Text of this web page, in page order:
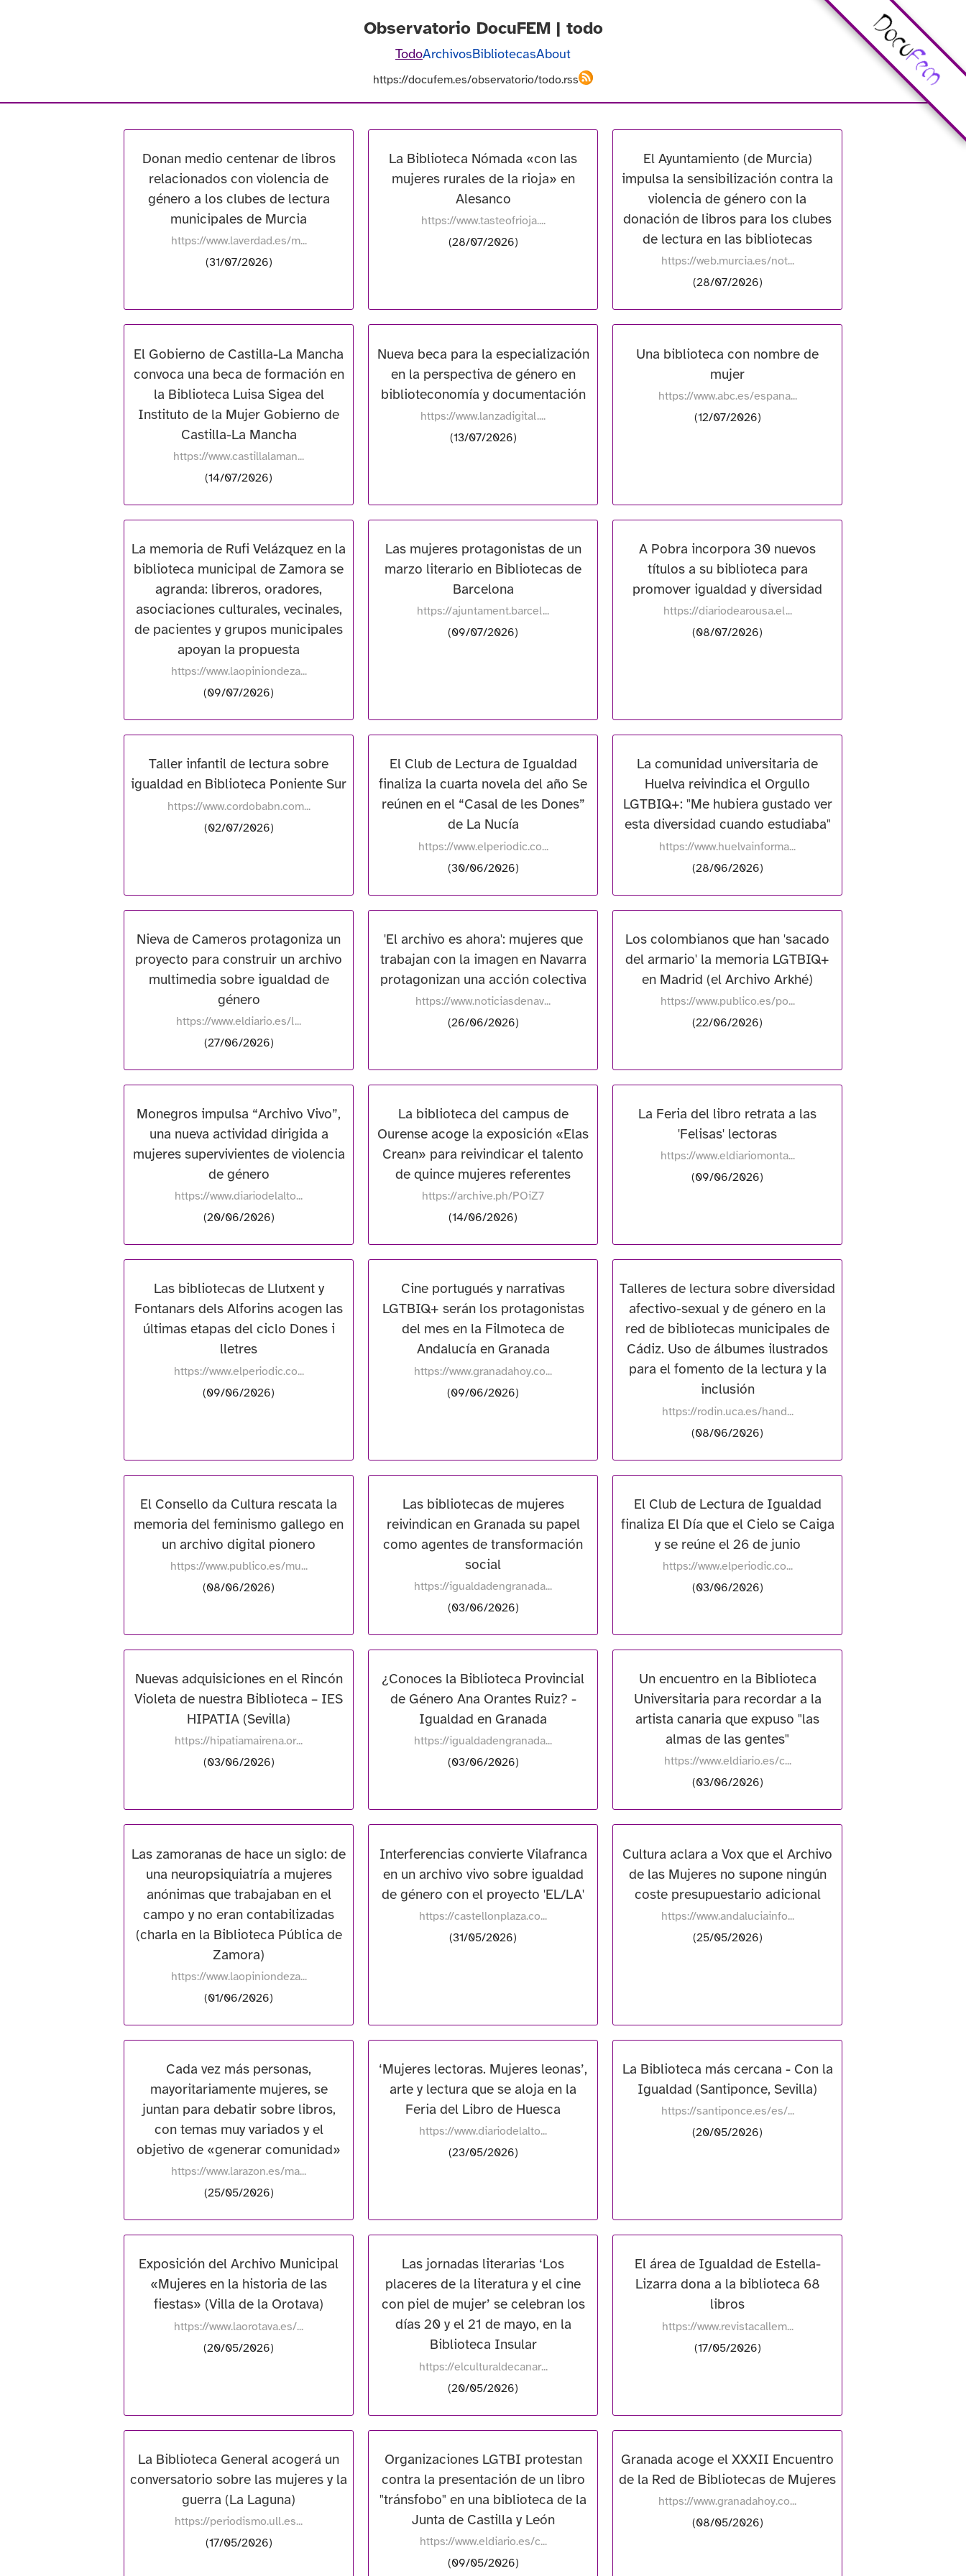
Observatorio DocuFEM | todo
TodoArchivosBibliotecasAbout
https://docufem.es/observatorio/todo.rss
Donan medio centenar de libros
relacionados con violencia de
género a los clubes de lectura
municipales de Murcia
https://www.laverdad.es/m...
(31/07/2026)
La Biblioteca Nómada «con las
mujeres rurales de la rioja» en
Alesanco
https://www.tasteofrioja....
(28/07/2026)
El Ayuntamiento (de Murcia)
impulsa la sensibilización contra la
violencia de género con la
donación de libros para los clubes
de lectura en las bibliotecas
https://web.murcia.es/not...
(28/07/2026)
El Gobierno de Castilla-La Mancha
convoca una beca de formación en
la Biblioteca Luisa Sigea del
Instituto de la Mujer Gobierno de
Castilla-La Mancha
https://www.castillalaman...
(14/07/2026)
Nueva beca para la especialización
en la perspectiva de género en
biblioteconomía y documentación
https://www.lanzadigital....
(13/07/2026)
Una biblioteca con nombre de
mujer
https://www.abc.es/espana...
(12/07/2026)
La memoria de Rufi Velázquez en la
biblioteca municipal de Zamora se
agranda: libreros, oradores,
asociaciones culturales, vecinales,
de pacientes y grupos municipales
apoyan la propuesta
https://www.laopiniondeza...
(09/07/2026)
Las mujeres protagonistas de un
marzo literario en Bibliotecas de
Barcelona
https://ajuntament.barcel...
(09/07/2026)
A Pobra incorpora 30 nuevos
títulos a su biblioteca para
promover igualdad y diversidad
https://diariodearousa.el...
(08/07/2026)
Taller infantil de lectura sobre
igualdad en Biblioteca Poniente Sur
https://www.cordobabn.com...
(02/07/2026)
El Club de Lectura de Igualdad
finaliza la cuarta novela del año Se
reúnen en el “Casal de les Dones”
de La Nucía
https://www.elperiodic.co...
(30/06/2026)
La comunidad universitaria de
Huelva reivindica el Orgullo
LGTBIQ+: "Me hubiera gustado ver
esta diversidad cuando estudiaba"
https://www.huelvainforma...
(28/06/2026)
Nieva de Cameros protagoniza un
proyecto para construir un archivo
multimedia sobre igualdad de
género
https://www.eldiario.es/l...
(27/06/2026)
'El archivo es ahora': mujeres que
trabajan con la imagen en Navarra
protagonizan una acción colectiva
https://www.noticiasdenav...
(26/06/2026)
Los colombianos que han 'sacado
del armario' la memoria LGTBIQ+
en Madrid (el Archivo Arkhé)
https://www.publico.es/po...
(22/06/2026)
Monegros impulsa “Archivo Vivo”,
una nueva actividad dirigida a
mujeres supervivientes de violencia
de género
https://www.diariodelalto...
(20/06/2026)
La biblioteca del campus de
Ourense acoge la exposición «Elas
Crean» para reivindicar el talento
de quince mujeres referentes
https://archive.ph/POiZ7
(14/06/2026)
La Feria del libro retrata a las
'Felisas' lectoras
https://www.eldiariomonta...
(09/06/2026)
Las bibliotecas de Llutxent y
Fontanars dels Alforins acogen las
últimas etapas del ciclo Dones i
lletres
https://www.elperiodic.co...
(09/06/2026)
Cine portugués y narrativas
LGTBIQ+ serán los protagonistas
del mes en la Filmoteca de
Andalucía en Granada
https://www.granadahoy.co...
(09/06/2026)
Talleres de lectura sobre diversidad
afectivo-sexual y de género en la
red de bibliotecas municipales de
Cádiz. Uso de álbumes ilustrados
para el fomento de la lectura y la
inclusión
https://rodin.uca.es/hand...
(08/06/2026)
El Consello da Cultura rescata la
memoria del feminismo gallego en
un archivo digital pionero
https://www.publico.es/mu...
(08/06/2026)
Las bibliotecas de mujeres
reivindican en Granada su papel
como agentes de transformación
social
https://igualdadengranada...
(03/06/2026)
El Club de Lectura de Igualdad
finaliza El Día que el Cielo se Caiga
y se reúne el 26 de junio
https://www.elperiodic.co...
(03/06/2026)
Nuevas adquisiciones en el Rincón
Violeta de nuestra Biblioteca – IES
HIPATIA (Sevilla)
https://hipatiamairena.or...
(03/06/2026)
¿Conoces la Biblioteca Provincial
de Género Ana Orantes Ruiz? -
Igualdad en Granada
https://igualdadengranada...
(03/06/2026)
Un encuentro en la Biblioteca
Universitaria para recordar a la
artista canaria que expuso "las
almas de las gentes"
https://www.eldiario.es/c...
(03/06/2026)
Las zamoranas de hace un siglo: de
una neuropsiquiatría a mujeres
anónimas que trabajaban en el
campo y no eran contabilizadas
(charla en la Biblioteca Pública de
Zamora)
https://www.laopiniondeza...
(01/06/2026)
Interferencias convierte Vilafranca
en un archivo vivo sobre igualdad
de género con el proyecto 'EL/LA'
https://castellonplaza.co...
(31/05/2026)
Cultura aclara a Vox que el Archivo
de las Mujeres no supone ningún
coste presupuestario adicional
https://www.andaluciainfo...
(25/05/2026)
Cada vez más personas,
mayoritariamente mujeres, se
juntan para debatir sobre libros,
con temas muy variados y el
objetivo de «generar comunidad»
https://www.larazon.es/ma...
(25/05/2026)
‘Mujeres lectoras. Mujeres leonas’,
arte y lectura que se aloja en la
Feria del Libro de Huesca
https://www.diariodelalto...
(23/05/2026)
La Biblioteca más cercana - Con la
Igualdad (Santiponce, Sevilla)
https://santiponce.es/es/...
(20/05/2026)
Exposición del Archivo Municipal
«Mujeres en la historia de las
fiestas» (Villa de la Orotava)
https://www.laorotava.es/...
(20/05/2026)
Las jornadas literarias ‘Los
placeres de la literatura y el cine
con piel de mujer’ se celebran los
días 20 y el 21 de mayo, en la
Biblioteca Insular
https://elculturaldecanar...
(20/05/2026)
El área de Igualdad de Estella-
Lizarra dona a la biblioteca 68
libros
https://www.revistacallem...
(17/05/2026)
La Biblioteca General acogerá un
conversatorio sobre las mujeres y la
guerra (La Laguna)
https://periodismo.ull.es...
(17/05/2026)
Organizaciones LGTBI protestan
contra la presentación de un libro
"tránsfobo" en una biblioteca de la
Junta de Castilla y León
https://www.eldiario.es/c...
(09/05/2026)
Granada acoge el XXXII Encuentro
de la Red de Bibliotecas de Mujeres
https://www.granadahoy.co...
(08/05/2026)